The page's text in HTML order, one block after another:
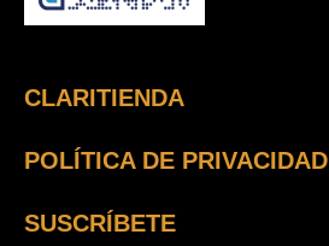
CLARITIENDA
POLÍTICA DE PRIVACIDAD
SUSCRÍBETE